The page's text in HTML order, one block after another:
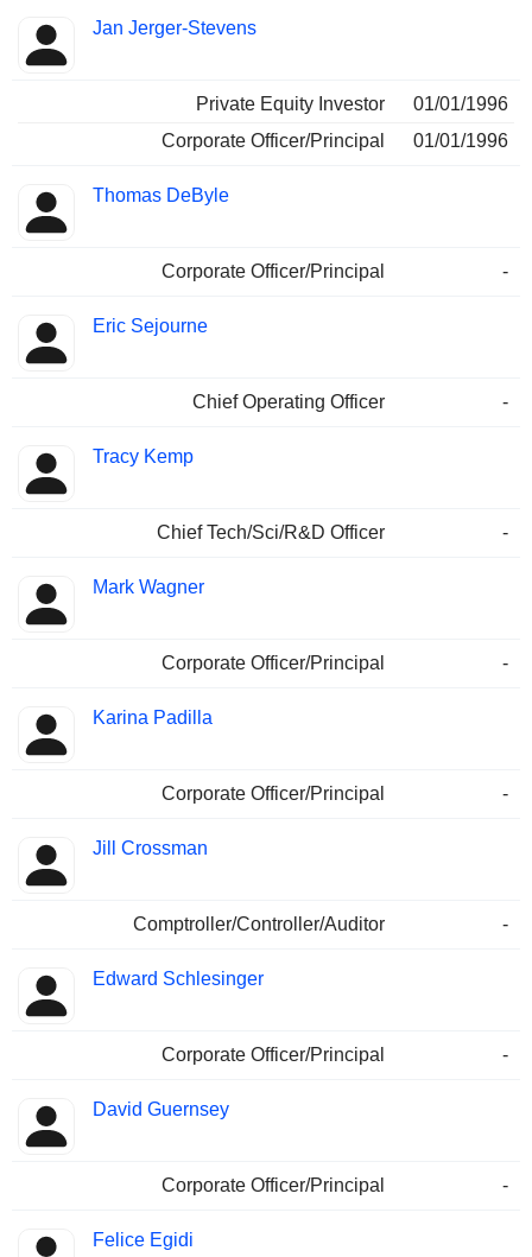
Jan Jerger-Stevens
Private Equity Investor
01/01/1996
Corporate Officer/Principal
01/01/1996
Thomas DeByle
Corporate Officer/Principal -
Eric Sejourne
Chief Operating Officer -
Tracy Kemp
Chief Tech/Sci/R&D Officer -
Mark Wagner
Corporate Officer/Principal -
Karina Padilla
Corporate Officer/Principal -
Jill Crossman
Comptroller/Controller/Auditor -
Edward Schlesinger
Corporate Officer/Principal -
David Guernsey
Corporate Officer/Principal -
Felice Egidi